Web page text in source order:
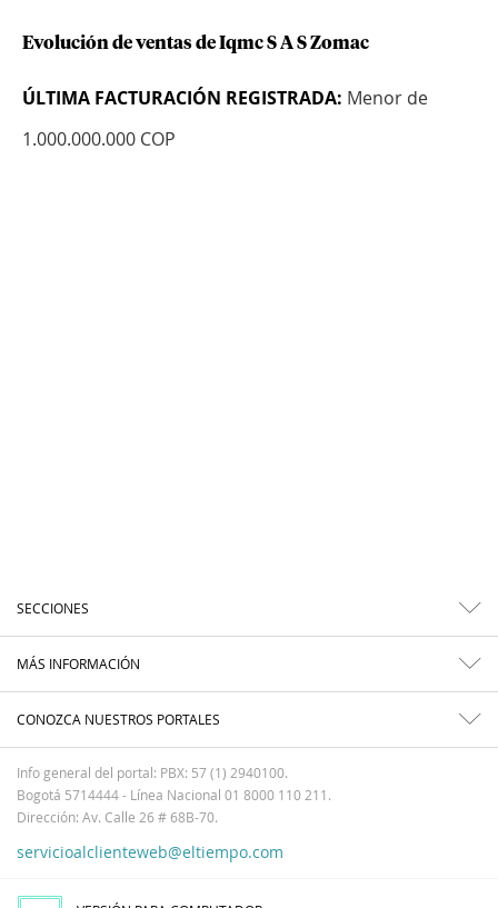
Evolución de ventas de Iqmc S A S Zomac
ÚLTIMA FACTURACIÓN REGISTRADA: Menor de
1.000.000.000 COP
SECCIONES
MÁS INFORMACIÓN
CONOZCA NUESTROS PORTALES
Info general del portal: PBX: 57 (1) 2940100.
Bogotá 5714444 - Línea Nacional 01 8000 110 211.
Dirección: Av. Calle 26 # 68B-70.
servicioalclienteweb@eltiempo.com